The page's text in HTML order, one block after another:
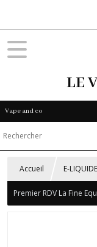
LE
Vape and co
Accueil E-
Premier RDV La Fine